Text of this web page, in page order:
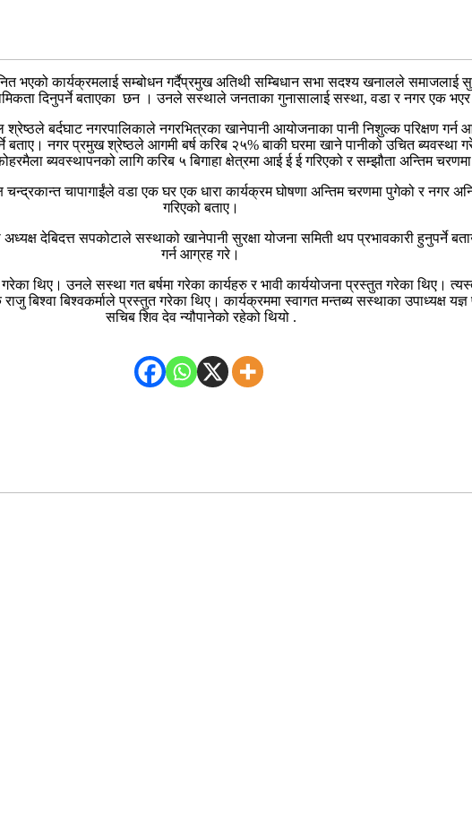
भएको कार्यक्रमलाई सम्बोधन गर्दैप्रमुख अतिथी सम्बिधान सभा सदश्य खनालले समाजलाई
दिनुपर्ने बताएका छन । उनले सस्थाले जनताका गुनासालाई सस्था, वडा र नगर एक भएर
श्रेष्ठले बर्दघाट नगरपालिकाले नगरभित्रका खानेपानी आयोजनाका पानी निशुल्क परिक्षण
बताए। नगर प्रमुख श्रेष्ठले आगमी बर्ष करिब २५% बाकी घरमा खाने पानीको उचित
ब्यवस्थापनको लागि करिब ५ बिगाहा क्षेत्रमा आई ई ई गरिएको र सम्झौता अन्तिम
चन्द्रकान्त चापागाईंले वडा एक घर एक धारा कार्यक्रम घोषणा अन्तिम चरणमा पुगेको र नगर
गरिएको बताए।
देबिदत्त सपकोटाले सस्थाको खानेपानी सुरक्षा योजना समिती थप प्रभावकारी हुनुपर्ने
गर्न आग्रह गरे।
थिए। उनले सस्था गत बर्षमा गरेका कार्यहरु र भावी कार्ययोजना प्रस्तुत गरेका थिए।
बिश्वा बिश्वकर्माले प्रस्तुत गरेका थिए। कार्यक्रममा स्वागत मन्तब्य सस्थाका उपाध्यक्ष
सचिब शिव देव न्यौपानेको रहेको थियो .